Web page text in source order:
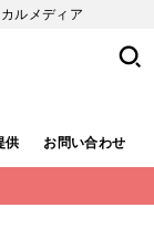
ルメディア
供 お問い合わせ